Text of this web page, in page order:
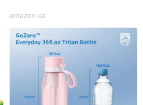
amazon.ca